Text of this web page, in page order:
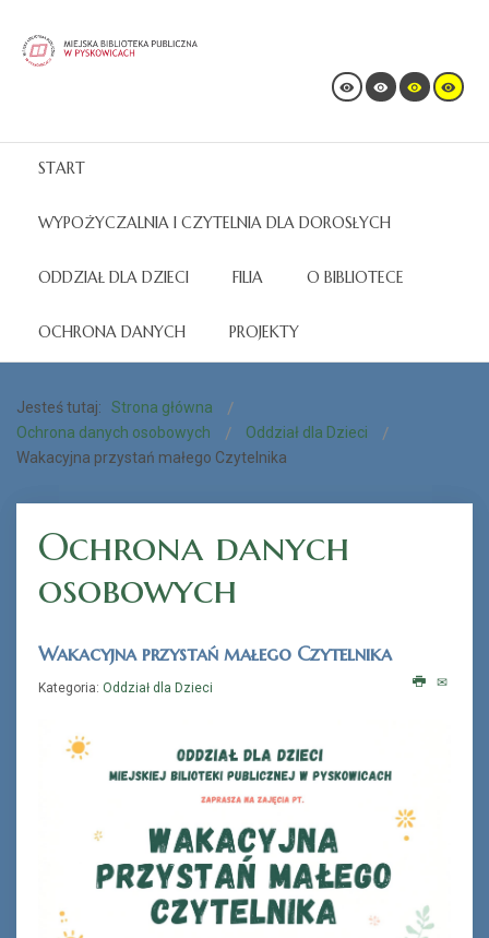
START
WYPOŻYCZALNIA I CZYTELNIA DLA DOROSŁYCH
ODDZIAŁ DLA DZIECI FILIA O BIBLIOTECE
OCHRONA DANYCH PROJEKTY
Jesteś tutaj:
Strona główna
Ochrona danych osobowych
Oddział dla Dzieci
Wakacyjna przystań małego Czytelnika
Ochrona danych
osobowych
Wakacyjna przystań małego Czytelnika
Kategoria: Oddział dla Dzieci